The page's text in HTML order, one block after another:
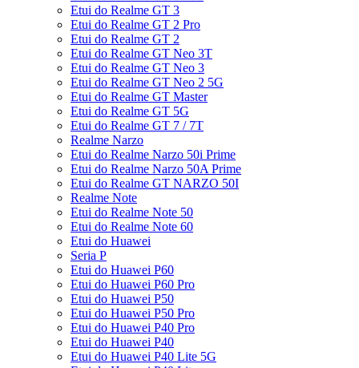
Etui do Realme GT 3
Etui do Realme GT 2 Pro
Etui do Realme GT 2
Etui do Realme GT Neo 3T
Etui do Realme GT Neo 3
Etui do Realme GT Neo 2 5G
Etui do Realme GT Master
Etui do Realme GT 5G
Etui do Realme GT 7 / 7T
Realme Narzo
Etui do Realme Narzo 50i Prime
Etui do Realme Narzo 50A Prime
Etui do Realme GT NARZO 50I
Realme Note
Etui do Realme Note 50
Etui do Realme Note 60
Etui do Huawei
Seria P
Etui do Huawei P60
Etui do Huawei P60 Pro
Etui do Huawei P50
Etui do Huawei P50 Pro
Etui do Huawei P40 Pro
Etui do Huawei P40
Etui do Huawei P40 Lite 5G